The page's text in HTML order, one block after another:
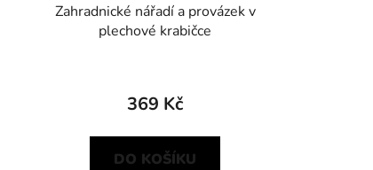
Zahradnické nářadí a provázek v
plechové krabičce
369 Kč
DO KOŠÍKU